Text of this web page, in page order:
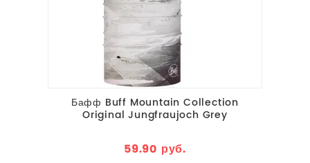
Бафф Buff Mountain Collection
Original Jungfraujoch Grey
59.90 руб.